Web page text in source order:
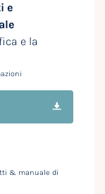
e
e la
& manuale di